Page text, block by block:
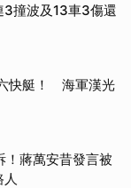
撞波及13車3傷還
快艇！ 海軍漢光
！蔣萬安昔發言被